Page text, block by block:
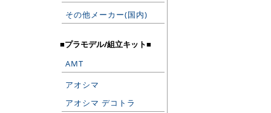
その他メーカー(国内)
■プラモデル/組立キット■
AMT
アオシマ
アオシマ デコトラ